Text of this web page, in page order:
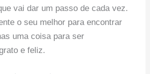
vai dar um passo de cada vez.
o seu melhor para encontrar
uma coisa para ser
e feliz.